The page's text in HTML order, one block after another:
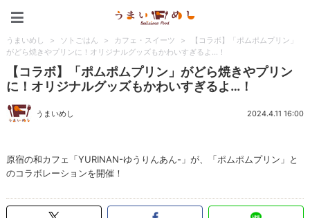
うまいめし > ソトごはん > カフェ・スイーツ >
【コラボ】「ポムポムプリン」
がどら焼きやプリンに！オリジナルグッズもかわいすぎるよ…！
【コラボ】「ポムポムプリン」がどら焼きやプリン
に！オリジナルグッズもかわいすぎるよ…！
うまいめし 2024.4.11 16:00
原宿の和カフェ「YURINAN-ゆうりんあん-」が、「ポムポムプリン」と
のコラボレーションを開催！